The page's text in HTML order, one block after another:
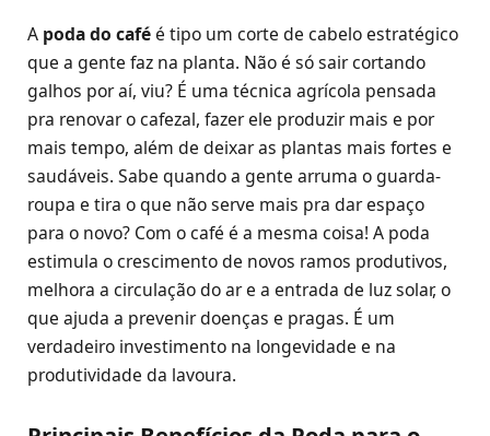
A poda do caféé tipo um corte de cabelo estratégico
que a gente faz na planta. Não é só sair cortando
galhos por aí, viu? É uma técnica agrícola pensada
pra renovar o cafezal, fazer ele produzir mais e por
mais tempo, além de deixar as plantas mais fortes e
saudáveis. Sabe quando a gente arruma o guarda-
roupa e tira o que não serve mais pra dar espaço
para o novo? Com o café é a mesma coisa! A poda
estimula o crescimento de novos ramos produtivos,
melhora a circulação do ar e a entrada de luz solar, o
que ajuda a prevenir doenças e pragas. É um
verdadeiro investimento na longevidade e na
produtividade da lavoura.